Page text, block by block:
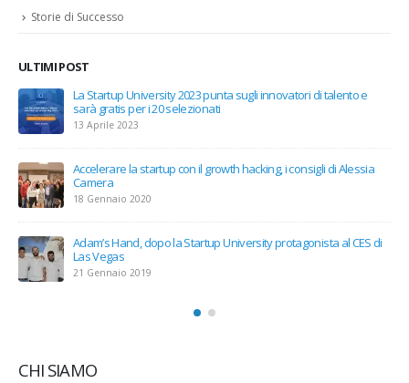
Storie di Successo
ULTIMI POST
La Startup University 2023 punta sugli innovatori di talento e
sarà gratis per i 20 selezionati
13 Aprile 2023
Accelerare la startup con il growth hacking, i consigli di Alessia
Camera
18 Gennaio 2020
Adam’s Hand, dopo la Startup University protagonista al CES di
Las Vegas
21 Gennaio 2019
CHI SIAMO